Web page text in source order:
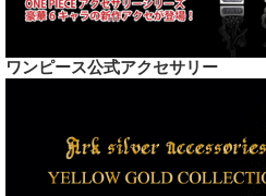
ワンピース公式アクセサリー